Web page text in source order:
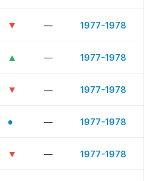
▼ — 1977-1978
▲ — 1977-1978
▼ — 1977-1978
● — 1977-1978
▼ — 1977-1978